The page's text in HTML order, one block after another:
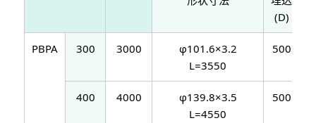
(D)
PBPA 300 3000
φ101.6×3.2
L=3550
500
400 4000
φ139.8×3.5
L=4550
500